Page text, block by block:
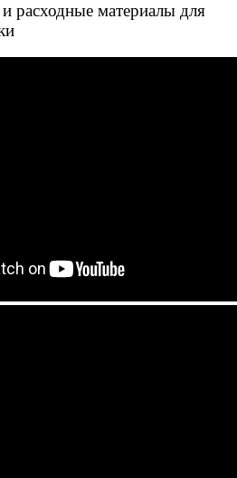
расходные материалы для